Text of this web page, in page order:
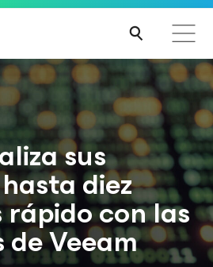
los clientes afectados por la
de CrowdStrike
sus
diez
rápido con las
Veeam